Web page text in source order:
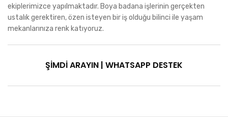
ekiplerimizce yapılmaktadır. Boya badana işlerinin gerçekten
ustalık gerektiren, özen isteyen bir iş olduğu bilinci ile yaşam
mekanlarınıza renk katıyoruz.
ŞİMDİ ARAYIN | WHATSAPP DESTEK